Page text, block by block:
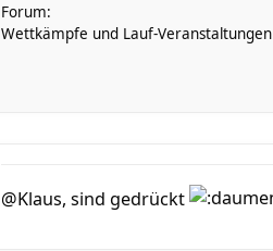
Forum:
Wettkämpfe und Lauf-Veranstaltungen
@Klaus, sind gedrückt